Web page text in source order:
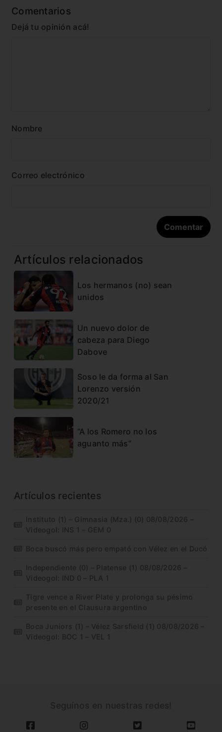
Comentarios
Dejá tu opinión acá!
Nombre
Correo electrónico
Artículos relacionados
Los hermanos (no) sean
unidos
Un nuevo dolor de
cabeza para Diego
Dabove
Soso le da forma al San
Lorenzo versión
2020/21
“A los Romero no los
aguanto más”
Artículos recientes
Instituto (1) – Gimnasia (Mza.) (0) 08/08/2026 –
Videogol: INS 1 – GEM 0
Boca buscó más pero empató con Vélez en el Ducó
Independiente (0) – Platense (1) 08/08/2026 –
Videogol: IND 0 – PLA 1
Tigre vence a River Plate y prolonga su pésimo
presente en el Clausura argentino
Boca Juniors (1) – Vélez Sarsfield (1) 08/08/2026 –
Videogol: BOC 1 – VEL 1